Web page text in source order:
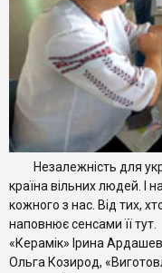
Незалежність для
країна вільних людей. І
кожного з нас. Від тих,
наповнює сенсами її
«Керамік» Ірина
Ольга Козирод,